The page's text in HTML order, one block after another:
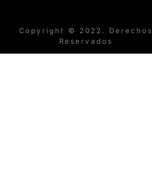
Copyright © 2022. Derechos
Reservados